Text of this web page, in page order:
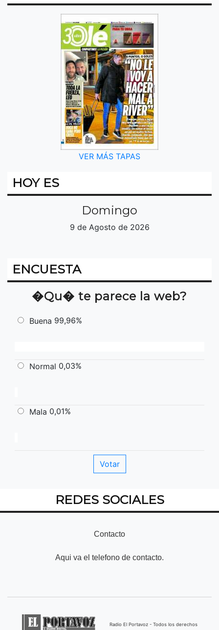
VER MÁS TAPAS
HOY ES
Domingo
9 de Agosto de 2026
ENCUESTA
�Qu� te parece la web?
Buena 99,96%
Normal 0,03%
Mala 0,01%
REDES SOCIALES
Contacto
Aqui va el telefono de contacto.
Radio El Portavoz - Todos los derechos